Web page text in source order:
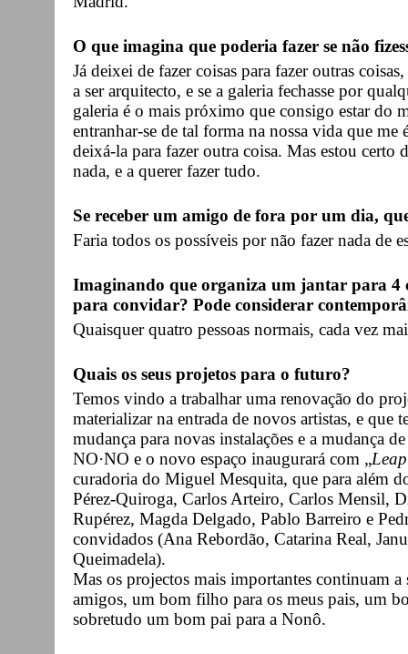
O que imagina que poderia fazer se não
Já deixei de fazer coisas para fazer outras
a ser arquitecto, e se a galeria fechasse por
galeria é o mais próximo que consigo estar do
entranhar-se de tal forma na nossa vida que
deixá-la para fazer outra coisa. Mas estou certo
nada, e a querer fazer tudo.
Se receber um amigo de fora por um dia,
Faria todos os possíveis por não fazer nada de
Imaginando que organiza um jantar para 4
para convidar? Pode considerar
Quaisquer quatro pessoas normais, cada vez
Quais os seus projetos para o futuro?
Temos vindo a trabalhar uma renovação do
materializar na entrada de novos artistas, e
mudança para novas instalações e a mudança
NO·NO e o novo espaço inaugurará com „
curadoria do Miguel Mesquita, que para além
Pérez-Quiroga, Carlos Arteiro, Carlos Mensil,
Rupérez, Magda Delgado, Pablo Barreiro e
convidados (Ana Rebordão, Catarina Real,
Queimadela).
Mas os projectos mais importantes continuam
amigos, um bom filho para os meus pais, um
sobretudo um bom pai para a Nonô.